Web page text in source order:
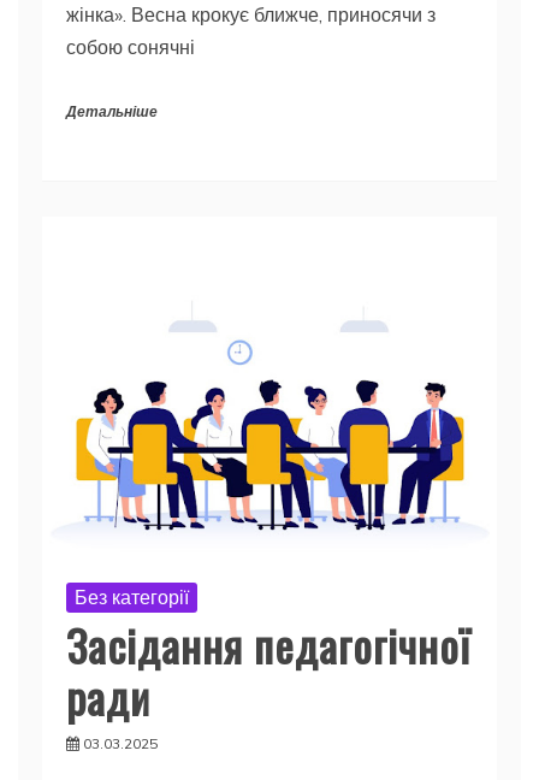
жінка». Весна крокує ближче, приносячи з
собою сонячні
Детальніше
Без категорії
Засідання педагогічної
ради
03.03.2025